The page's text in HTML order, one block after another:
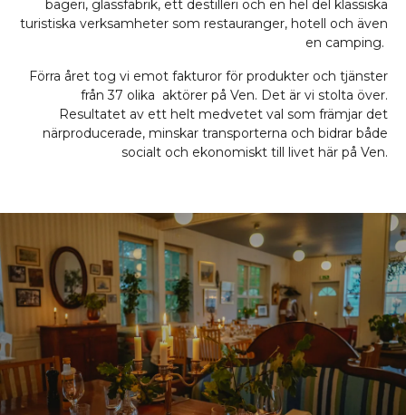
bageri, glassfabrik, ett destilleri och en hel del klassiska
turistiska verksamheter som restauranger, hotell och även
en camping.
Förra året tog vi emot fakturor för produkter och tjänster
från 37 olika aktörer på Ven. Det är vi stolta över.
Resultatet av ett helt medvetet val som främjar det
närproducerade, minskar transporterna och bidrar både
socialt och ekonomiskt till livet här på Ven.